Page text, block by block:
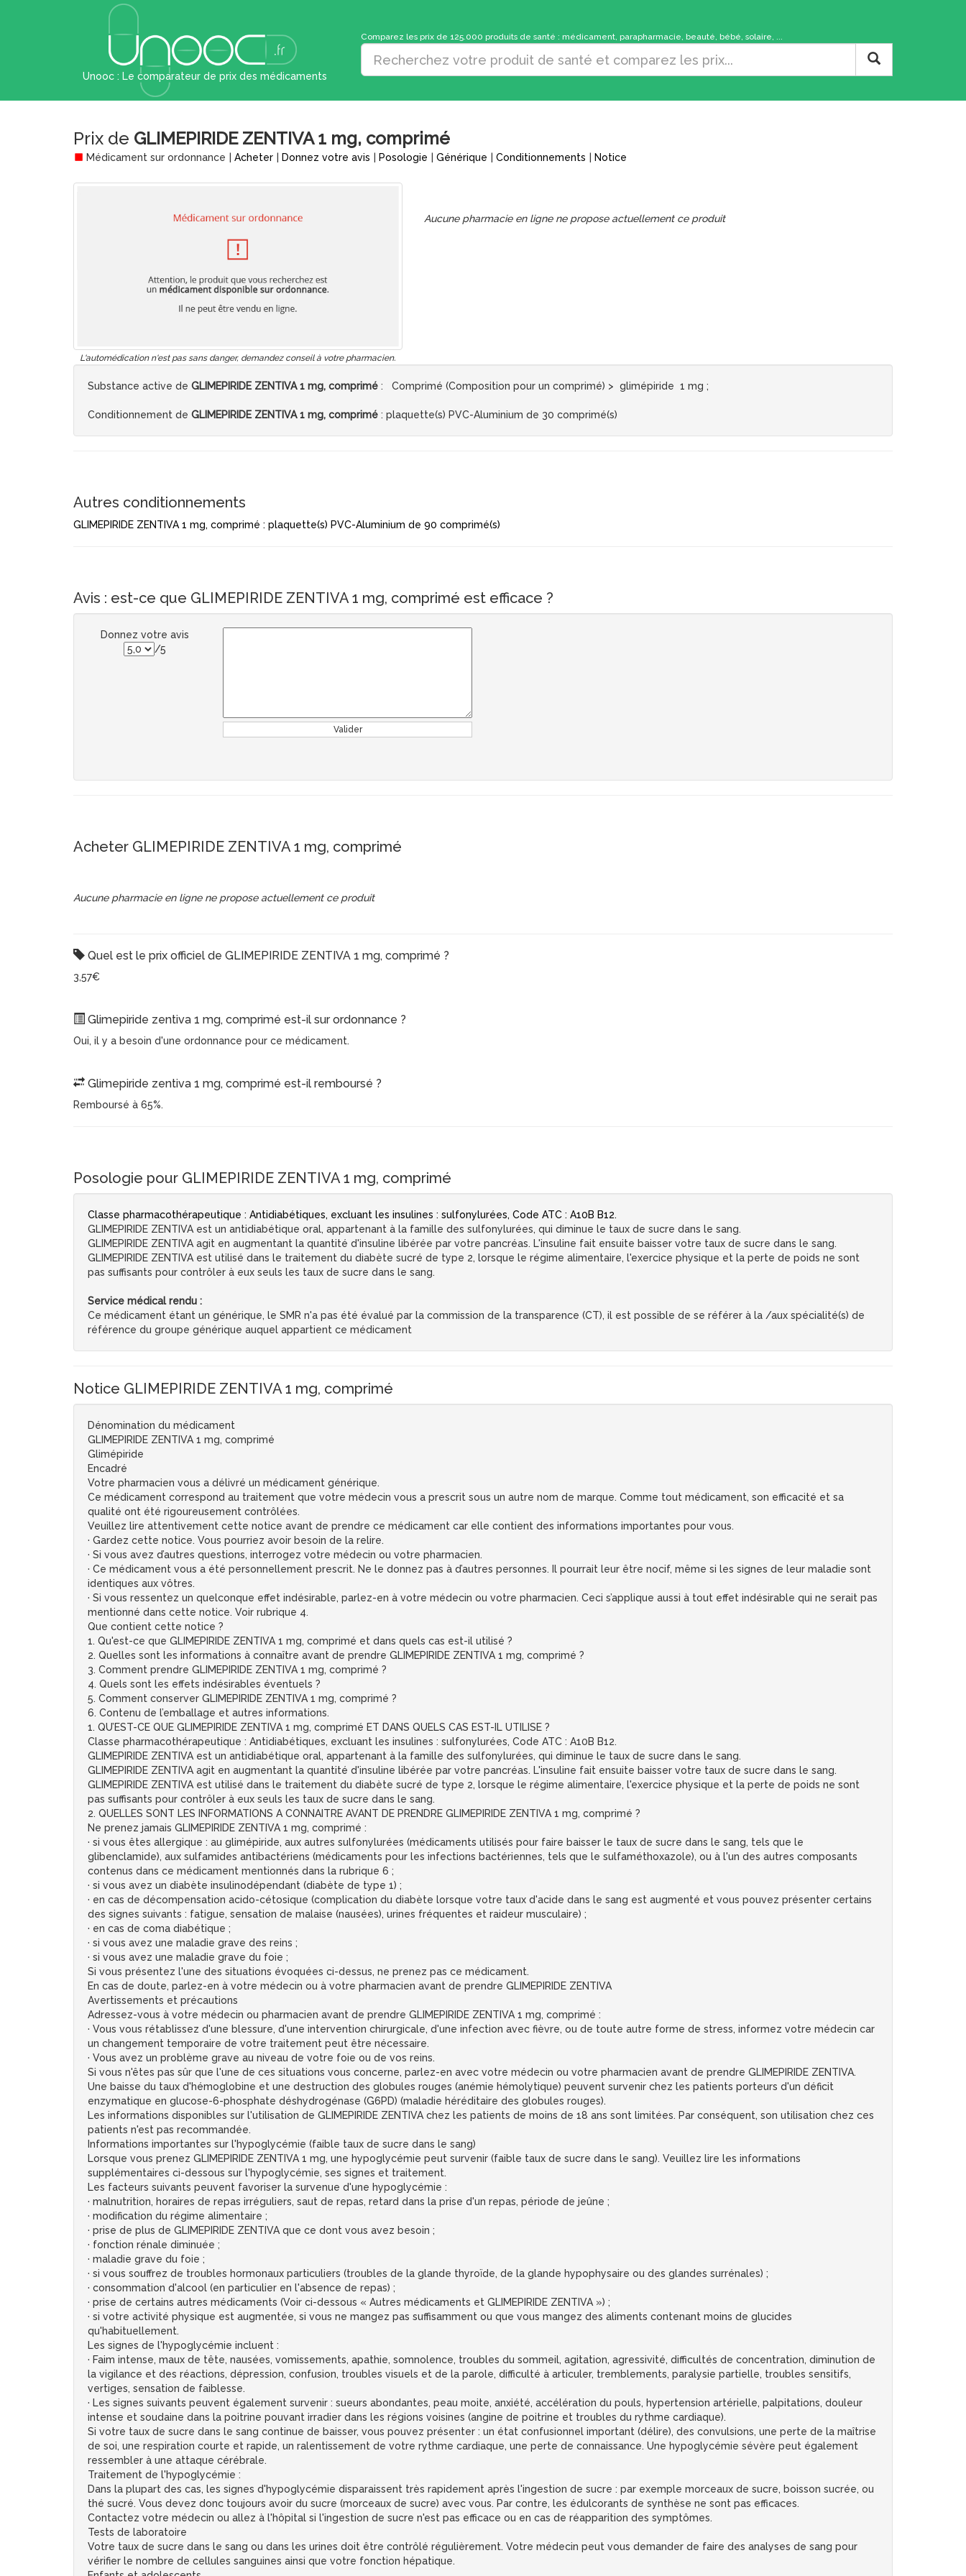
Unooc : Le comparateur de prix des médicaments
Comparez les prix de 125.000 produits de santé : médicament, parapharmacie, beauté, bébé, solaire, ...
Prix de GLIMEPIRIDE ZENTIVA 1 mg, comprimé
Médicament sur ordonnance Acheter Donnez votre avis Posologie Générique Conditionnements Notice
L'automédication n'est pas sans danger, demandez conseil à votre pharmacien.
Aucune pharmacie en ligne ne propose actuellement ce produit
Substance active de GLIMEPIRIDE ZENTIVA 1 mg, comprimé : Comprimé (Composition pour un comprimé) > glimépiride 1 mg ;
Conditionnement de GLIMEPIRIDE ZENTIVA 1 mg, comprimé : plaquette(s) PVC-Aluminium de 30 comprimé(s)
Autres conditionnements
GLIMEPIRIDE ZENTIVA 1 mg, comprimé : plaquette(s) PVC-Aluminium de 90 comprimé(s)
Avis : est-ce que GLIMEPIRIDE ZENTIVA 1 mg, comprimé est efficace ?
Donnez votre avis
/5
Valider
Acheter GLIMEPIRIDE ZENTIVA 1 mg, comprimé
Aucune pharmacie en ligne ne propose actuellement ce produit
Quel est le prix officiel de GLIMEPIRIDE ZENTIVA 1 mg, comprimé ?
3,57€
Glimepiride zentiva 1 mg, comprimé est-il sur ordonnance ?
Oui, il y a besoin d'une ordonnance pour ce médicament.
Glimepiride zentiva 1 mg, comprimé est-il remboursé ?
Remboursé à 65%.
Posologie pour GLIMEPIRIDE ZENTIVA 1 mg, comprimé
Classe pharmacothérapeutique : Antidiabétiques, excluant les insulines : sulfonylurées, Code ATC : A10B B12.
GLIMEPIRIDE ZENTIVA est un antidiabétique oral, appartenant à la famille des sulfonylurées, qui diminue le taux de sucre dans le sang.
GLIMEPIRIDE ZENTIVA agit en augmentant la quantité d'insuline libérée par votre pancréas. L'insuline fait ensuite baisser votre taux de sucre dans le sang.
GLIMEPIRIDE ZENTIVA est utilisé dans le traitement du diabète sucré de type 2, lorsque le régime alimentaire, l'exercice physique et la perte de poids ne sont
pas suffisants pour contrôler à eux seuls les taux de sucre dans le sang.
Service médical rendu :
Ce médicament étant un générique, le SMR n'a pas été évalué par la commission de la transparence (CT), il est possible de se référer à la /aux spécialité(s) de
référence du groupe générique auquel appartient ce médicament
Notice GLIMEPIRIDE ZENTIVA 1 mg, comprimé
Dénomination du médicament
GLIMEPIRIDE ZENTIVA 1 mg, comprimé
Glimépiride
Encadré
Votre pharmacien vous a délivré un médicament générique.
Ce médicament correspond au traitement que votre médecin vous a prescrit sous un autre nom de marque. Comme tout médicament, son efficacité et sa
qualité ont été rigoureusement contrôlées.
Veuillez lire attentivement cette notice avant de prendre ce médicament car elle contient des informations importantes pour vous.
· Gardez cette notice. Vous pourriez avoir besoin de la relire.
· Si vous avez d’autres questions, interrogez votre médecin ou votre pharmacien.
· Ce médicament vous a été personnellement prescrit. Ne le donnez pas à d’autres personnes. Il pourrait leur être nocif, même si les signes de leur maladie sont
identiques aux vôtres.
· Si vous ressentez un quelconque effet indésirable, parlez-en à votre médecin ou votre pharmacien. Ceci s’applique aussi à tout effet indésirable qui ne serait pas
mentionné dans cette notice. Voir rubrique 4.
Que contient cette notice ?
1. Qu'est-ce que GLIMEPIRIDE ZENTIVA 1 mg, comprimé et dans quels cas est-il utilisé ?
2. Quelles sont les informations à connaître avant de prendre GLIMEPIRIDE ZENTIVA 1 mg, comprimé ?
3. Comment prendre GLIMEPIRIDE ZENTIVA 1 mg, comprimé ?
4. Quels sont les effets indésirables éventuels ?
5. Comment conserver GLIMEPIRIDE ZENTIVA 1 mg, comprimé ?
6. Contenu de l’emballage et autres informations.
1. QU’EST-CE QUE GLIMEPIRIDE ZENTIVA 1 mg, comprimé ET DANS QUELS CAS EST-IL UTILISE ?
Classe pharmacothérapeutique : Antidiabétiques, excluant les insulines : sulfonylurées, Code ATC : A10B B12.
GLIMEPIRIDE ZENTIVA est un antidiabétique oral, appartenant à la famille des sulfonylurées, qui diminue le taux de sucre dans le sang.
GLIMEPIRIDE ZENTIVA agit en augmentant la quantité d'insuline libérée par votre pancréas. L'insuline fait ensuite baisser votre taux de sucre dans le sang.
GLIMEPIRIDE ZENTIVA est utilisé dans le traitement du diabète sucré de type 2, lorsque le régime alimentaire, l'exercice physique et la perte de poids ne sont
pas suffisants pour contrôler à eux seuls les taux de sucre dans le sang.
2. QUELLES SONT LES INFORMATIONS A CONNAITRE AVANT DE PRENDRE GLIMEPIRIDE ZENTIVA 1 mg, comprimé ?
Ne prenez jamais GLIMEPIRIDE ZENTIVA 1 mg, comprimé :
· si vous êtes allergique : au glimépiride, aux autres sulfonylurées (médicaments utilisés pour faire baisser le taux de sucre dans le sang, tels que le
glibenclamide), aux sulfamides antibactériens (médicaments pour les infections bactériennes, tels que le sulfaméthoxazole), ou à l'un des autres composants
contenus dans ce médicament mentionnés dans la rubrique 6 ;
· si vous avez un diabète insulinodépendant (diabète de type 1) ;
· en cas de décompensation acido-cétosique (complication du diabète lorsque votre taux d'acide dans le sang est augmenté et vous pouvez présenter certains
des signes suivants : fatigue, sensation de malaise (nausées), urines fréquentes et raideur musculaire) ;
· en cas de coma diabétique ;
· si vous avez une maladie grave des reins ;
· si vous avez une maladie grave du foie ;
Si vous présentez l'une des situations évoquées ci-dessus, ne prenez pas ce médicament.
En cas de doute, parlez-en à votre médecin ou à votre pharmacien avant de prendre GLIMEPIRIDE ZENTIVA
Avertissements et précautions
Adressez-vous à votre médecin ou pharmacien avant de prendre GLIMEPIRIDE ZENTIVA 1 mg, comprimé :
· Vous vous rétablissez d'une blessure, d'une intervention chirurgicale, d'une infection avec fièvre, ou de toute autre forme de stress, informez votre médecin car
un changement temporaire de votre traitement peut être nécessaire.
· Vous avez un problème grave au niveau de votre foie ou de vos reins.
Si vous n'êtes pas sûr que l'une de ces situations vous concerne, parlez-en avec votre médecin ou votre pharmacien avant de prendre GLIMEPIRIDE ZENTIVA.
Une baisse du taux d'hémoglobine et une destruction des globules rouges (anémie hémolytique) peuvent survenir chez les patients porteurs d'un déficit
enzymatique en glucose-6-phosphate déshydrogénase (G6PD) (maladie héréditaire des globules rouges).
Les informations disponibles sur l'utilisation de GLIMEPIRIDE ZENTIVA chez les patients de moins de 18 ans sont limitées. Par conséquent, son utilisation chez ces
patients n'est pas recommandée.
Informations importantes sur l'hypoglycémie (faible taux de sucre dans le sang)
Lorsque vous prenez GLIMEPIRIDE ZENTIVA 1 mg, une hypoglycémie peut survenir (faible taux de sucre dans le sang). Veuillez lire les informations
supplémentaires ci-dessous sur l'hypoglycémie, ses signes et traitement.
Les facteurs suivants peuvent favoriser la survenue d'une hypoglycémie :
· malnutrition, horaires de repas irréguliers, saut de repas, retard dans la prise d'un repas, période de jeûne ;
· modification du régime alimentaire ;
· prise de plus de GLIMEPIRIDE ZENTIVA que ce dont vous avez besoin ;
· fonction rénale diminuée ;
· maladie grave du foie ;
· si vous souffrez de troubles hormonaux particuliers (troubles de la glande thyroïde, de la glande hypophysaire ou des glandes surrénales) ;
· consommation d'alcool (en particulier en l'absence de repas) ;
· prise de certains autres médicaments (Voir ci-dessous « Autres médicaments et GLIMEPIRIDE ZENTIVA ») ;
· si votre activité physique est augmentée, si vous ne mangez pas suffisamment ou que vous mangez des aliments contenant moins de glucides
qu'habituellement.
Les signes de l'hypoglycémie incluent :
· Faim intense, maux de tête, nausées, vomissements, apathie, somnolence, troubles du sommeil, agitation, agressivité, difficultés de concentration, diminution de
la vigilance et des réactions, dépression, confusion, troubles visuels et de la parole, difficulté à articuler, tremblements, paralysie partielle, troubles sensitifs,
vertiges, sensation de faiblesse.
· Les signes suivants peuvent également survenir : sueurs abondantes, peau moite, anxiété, accélération du pouls, hypertension artérielle, palpitations, douleur
intense et soudaine dans la poitrine pouvant irradier dans les régions voisines (angine de poitrine et troubles du rythme cardiaque).
Si votre taux de sucre dans le sang continue de baisser, vous pouvez présenter : un état confusionnel important (délire), des convulsions, une perte de la maîtrise
de soi, une respiration courte et rapide, un ralentissement de votre rythme cardiaque, une perte de connaissance. Une hypoglycémie sévère peut également
ressembler à une attaque cérébrale.
Traitement de l'hypoglycémie :
Dans la plupart des cas, les signes d'hypoglycémie disparaissent très rapidement après l'ingestion de sucre : par exemple morceaux de sucre, boisson sucrée, ou
thé sucré. Vous devez donc toujours avoir du sucre (morceaux de sucre) avec vous. Par contre, les édulcorants de synthèse ne sont pas efficaces.
Contactez votre médecin ou allez à l'hôpital si l'ingestion de sucre n'est pas efficace ou en cas de réapparition des symptômes.
Tests de laboratoire
Votre taux de sucre dans le sang ou dans les urines doit être contrôlé régulièrement. Votre médecin peut vous demander de faire des analyses de sang pour
vérifier le nombre de cellules sanguines ainsi que votre fonction hépatique.